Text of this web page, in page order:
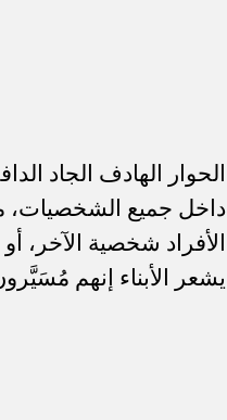
الحوار الهادف الجاد
داخل جميع الشخصيات،
الأفراد شخصية الآخر،
يشعر الأبناء إنهم